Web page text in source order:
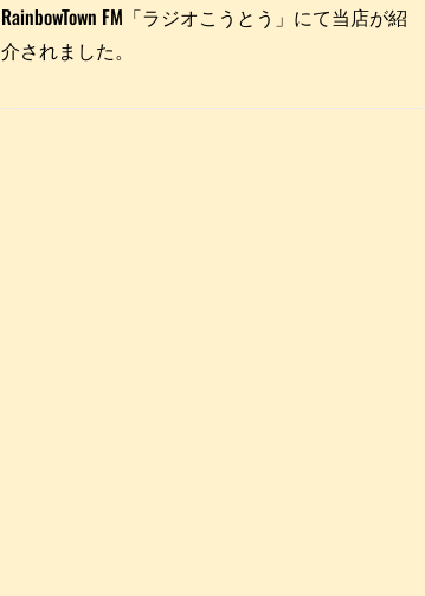
RainbowTown FM「ラジオこうとう」にて当店が紹
介されました。